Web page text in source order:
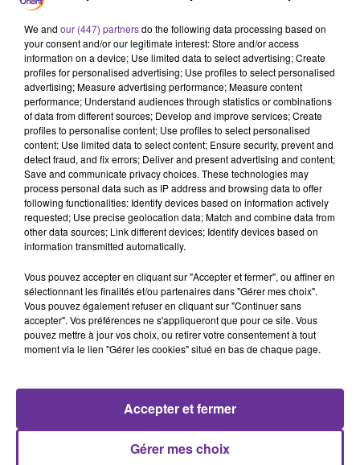
nouveau critiqué la situation à Gaza.
Donald Trump doit présider une grande réunion sur
Gaza ce mercredi à la Maison BlancheEn France, à
l'approche de la rentrée scolaire, des milliers
d'enfants en situation de handicap n'ont toujours
pas de solution de scolarisation adaptée. Nous y
revenons plus en détail dans notre dossier du jour,
à suivre.
Vingt-huit départements, de la chaîne des
Pyrénées jusqu'au Bas-Rhin en passant par la
Franche-Comté, seront placés en vigilance orange
pour de violents orages dès cet après-midi, selon
0:00
We and our (447) partnersdo the following data processing based on
your consent and/or our legitimate interest: Store and/or access
information on a device; Use limited data to select advertising; Create
profiles for personalised advertising; Use profiles to select personalised
advertising; Measure advertising performance; Measure content
performance; Understand audiences through statistics or combinations
of data from different sources; Develop and improve services; Create
profiles to personalise content; Use profiles to select personalised
content; Use limited data to select content; Ensure security, prevent and
detect fraud, and fix errors; Deliver and present advertising and content;
Save and communicate privacy choices. These technologies may
process personal data such as IP address and browsing data to offer
following functionalities: Identify devices based on information actively
requested; Use precise geolocation data; Match and combine data from
other data sources; Link different devices; Identify devices based on
information transmitted automatically.
Vous pouvez accepter en cliquant sur "Accepter et fermer", ou affiner en
sélectionnant les finalités et/ou partenaires dans "Gérer mes choix".
Vous pouvez également refuser en cliquant sur "Continuer sans
accepter". Vos préférences ne s'appliqueront que pour ce site. Vous
pouvez mettre à jour vos choix, ou retirer votre consentement à tout
moment via le lien "Gérer les cookies" situé en bas de chaque page.
Gérer mes choix
Accepter et fermer